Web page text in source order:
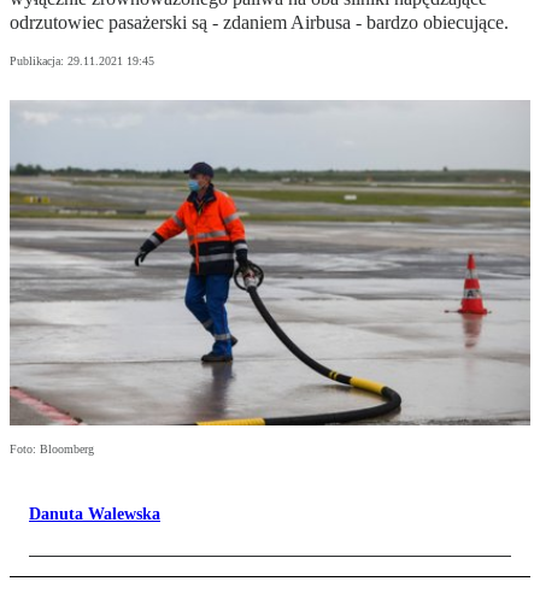
odrzutowiec pasażerski są - zdaniem Airbusa - bardzo obiecujące.
Publikacja: 29.11.2021 19:45
Foto: Bloomberg
Danuta Walewska